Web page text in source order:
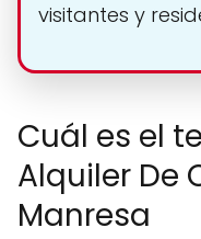
visitantes y
Cuál es el
Alquiler De
Manresa